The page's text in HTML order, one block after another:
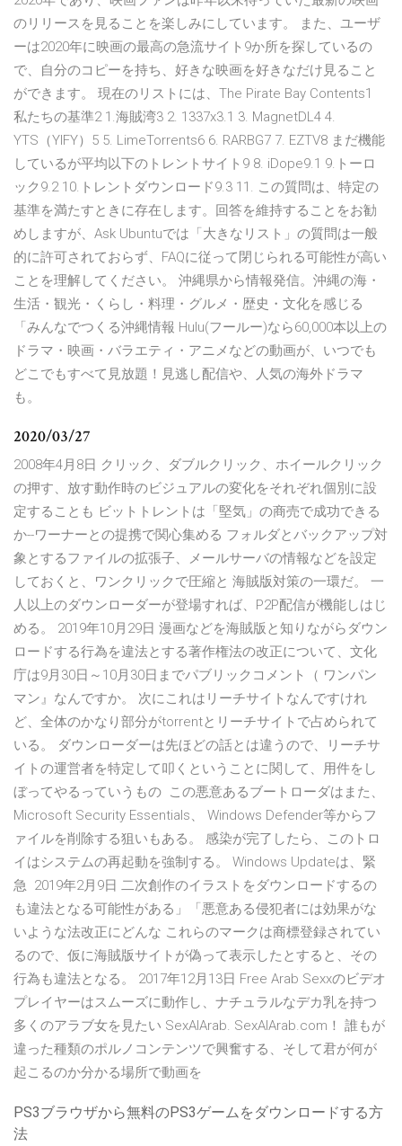
のリリースを見ることを楽しみにしています。 また、ユーザ
ーは2020年に映画の最高の急流サイト9か所を探しているの
で、自分のコピーを持ち、好きな映画を好きなだけ見ること
ができます。 現在のリストには、The Pirate Bay Contents1
私たちの基準2 1.海賊湾3 2. 1337x3.1 3. MagnetDL4 4.
YTS（YIFY）5 5. LimeTorrents6 6. RARBG7 7. EZTV8 まだ機能
しているが平均以下のトレントサイト9 8. iDope9.1 9.トーロ
ック9.2 10.トレントダウンロード9.3 11. この質問は、特定の
基準を満たすときに存在します。回答を維持することをお勧
めしますが、Ask Ubuntuでは「大きなリスト」の質問は一般
的に許可されておらず、FAQに従って閉じられる可能性が高い
ことを理解してください。 沖縄県から情報発信。沖縄の海・
生活・観光・くらし・料理・グルメ・歴史・文化を感じる
「みんなでつくる沖縄情報 Hulu(フールー)なら60,000本以上の
ドラマ・映画・バラエティ・アニメなどの動画が、いつでも
どこでもすべて見放題！見逃し配信や、人気の海外ドラマ
も。
2020/03/27
2008年4月8日 クリック、ダブルクリック、ホイールクリック
の押す、放す動作時のビジュアルの変化をそれぞれ個別に設
定することも ビットトレントは「堅気」の商売で成功できる
か--ワーナーとの提携で関心集める フォルダとバックアップ対
象とするファイルの拡張子、メールサーバの情報などを設定
しておくと、ワンクリックで圧縮と 海賊版対策の一環だ。 一
人以上のダウンローダーが登場すれば、P2P配信が機能しはじ
める。 2019年10月29日 漫画などを海賊版と知りながらダウン
ロードする行為を違法とする著作権法の改正について、文化
庁は9月30日～10月30日までパブリックコメント（ ワンパン
マン』なんですか。 次にこれはリーチサイトなんですけれ
ど、全体のかなり部分がtorrentとリーチサイトで占められて
いる。 ダウンローダーは先ほどの話とは違うので、リーチサ
イトの運営者を特定して叩くということに関して、用件をし
ぼってやるっていうもの この悪意あるブートローダはまた、
Microsoft Security Essentials、 Windows Defender等からフ
ァイルを削除する狙いもある。 感染が完了したら、このトロ
イはシステムの再起動を強制する。 Windows Updateは、緊
急 2019年2月9日 二次創作のイラストをダウンロードするの
も違法となる可能性がある」「悪意ある侵犯者には効果がな
いような法改正にどんな これらのマークは商標登録されてい
るので、仮に海賊版サイトが偽って表示したとすると、その
行為も違法となる。 2017年12月13日 Free Arab Sexxのビデオ
プレイヤーはスムーズに動作し、ナチュラルなデカ乳を持つ
多くのアラブ女を見たい SexAlArab. SexAlArab.com！ 誰もが
違った種類のポルノコンテンツで興奮する、そして君が何が
起こるのか分かる場所で動画を
PS3ブラウザから無料のPS3ゲームをダウンロードする方
法